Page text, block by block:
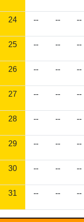
24 -- -- --
25 -- -- --
26 -- -- --
27 -- -- --
28 -- -- --
29 -- -- --
30 -- -- --
31 -- -- --